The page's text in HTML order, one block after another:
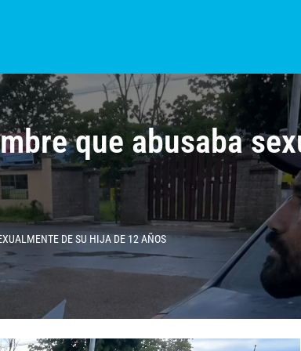
COLOMBIA BOGOTÁ INTERNACIONAL PROVINCIAS
que abusaba
DE SU HIJA DE 12 AÑOS